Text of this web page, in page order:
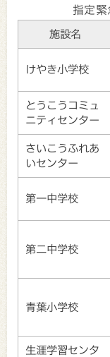
指定
施設名
けやき小学校
とうこうコミュ
ニティセンター
さいこうふれあ
いセンター
第一中学校
第二中学校
青葉小学校
生涯学習センタ